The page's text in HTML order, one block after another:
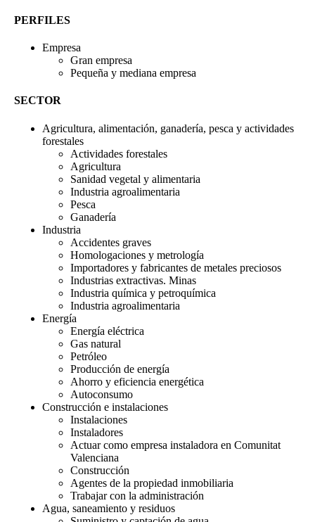
PERFILES
Empresa
Gran empresa
Pequeña y mediana empresa
SECTOR
Agricultura, alimentación, ganadería, pesca y actividades
forestales
Actividades forestales
Agricultura
Sanidad vegetal y alimentaria
Industria agroalimentaria
Pesca
Ganadería
Industria
Accidentes graves
Homologaciones y metrología
Importadores y fabricantes de metales preciosos
Industrias extractivas. Minas
Industria química y petroquímica
Industria agroalimentaria
Energía
Energía eléctrica
Gas natural
Petróleo
Producción de energía
Ahorro y eficiencia energética
Autoconsumo
Construcción e instalaciones
Instalaciones
Instaladores
Actuar como empresa instaladora en Comunitat
Valenciana
Construcción
Agentes de la propiedad inmobiliaria
Trabajar con la administración
Agua, saneamiento y residuos